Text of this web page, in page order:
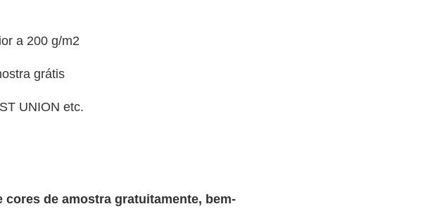
a 200 g/m2
grátis
UNION etc.
de amostra gratuitamente, bem-